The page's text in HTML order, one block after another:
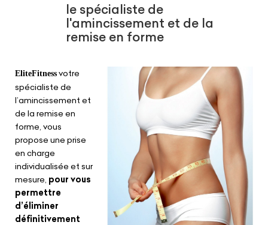
le spécialiste de
l'amincissement et de la
remise en forme
EliteFitness votre
spécialiste de
l’amincissement et
de la remise en
forme, vous
propose une prise
en charge
individualisée et sur
mesure, pour vous
permettre
d’éliminer
définitivement